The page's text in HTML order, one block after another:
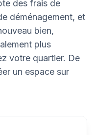
des frais de
déménagement, et
bien,
plus
votre quartier. De
un espace sur